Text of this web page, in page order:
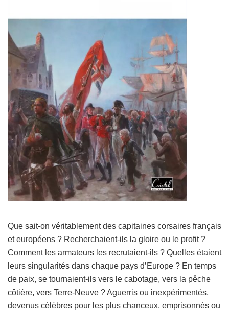
Que sait-on véritablement des capitaines corsaires français
et européens ? Recherchaient-ils la gloire ou le profit ?
Comment les armateurs les recrutaient-ils ? Quelles étaient
leurs singularités dans chaque pays d’Europe ? En temps
de paix, se tournaient-ils vers le cabotage, vers la pêche
côtière, vers Terre-Neuve ? Aguerris ou inexpérimentés,
devenus célèbres pour les plus chanceux, emprisonnés ou